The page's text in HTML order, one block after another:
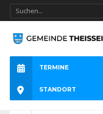
TERMINE
STANDORT